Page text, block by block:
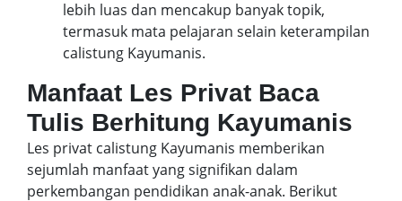
lebih luas dan mencakup banyak topik,
termasuk mata pelajaran selain keterampilan
calistung Kayumanis.
Manfaat Les Privat Baca
Tulis Berhitung Kayumanis
Les privat calistung Kayumanis memberikan
sejumlah manfaat yang signifikan dalam
perkembangan pendidikan anak-anak. Berikut